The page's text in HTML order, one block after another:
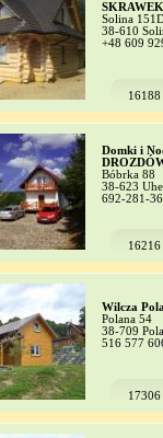
Solina
38-610
+48 609
16188
Domki i
Bóbrka 88
38-623
692-281-
16216
Wilcza
Polana 54
38-709
516 577
17306